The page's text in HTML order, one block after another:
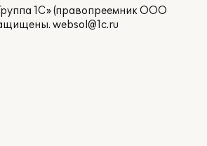
1С» (правопреемник ООО
websol@1c.ru